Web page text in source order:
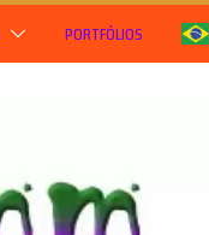
PORTFÓLIOS